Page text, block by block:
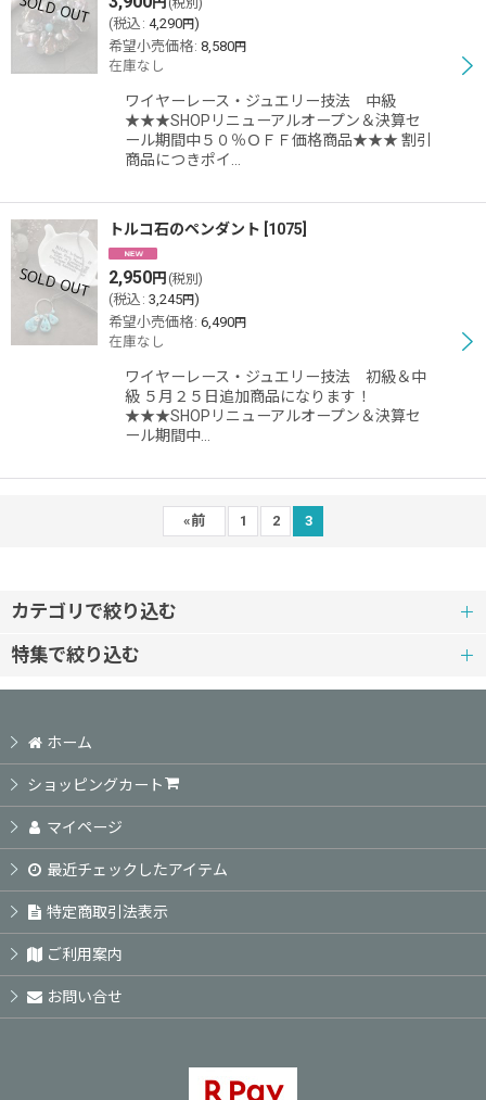
(税別)
(税込 : 4,290円)
希望小売価格: 8,580円
在庫なし
ワイヤーレース・ジュエリー技法 中級
★★★SHOPリニューアルオープン＆決算セ
ール期間中５０％ＯＦＦ価格商品★★★ 割引
商品につきポイ…
トルコ石のペンダント 1075
2,950円 (税別)
(税込 : 3,245円)
希望小売価格: 6,490円
在庫なし
ワイヤーレース・ジュエリー技法 初級＆中
級 ５月２５日追加商品になります！
★★★SHOPリニューアルオープン＆決算セ
ール期間中…
«前 1 2 3
カテゴリで絞り込む
ワイヤーレース・ジュエリー
小枝アクセサリー
ワイヤーモードスタイル
ソウタシエ：ネックレス・ペンダント・チョーカー
クロッシェ
特集で絞り込む
初中級レベル
中級レベル
中上級レベル
上級レベル
ＷＥＢレッスン
ホーム
ショッピングカート
マイページ
最近チェックしたアイテム
特定商取引法表示
ご利用案内
お問い合せ